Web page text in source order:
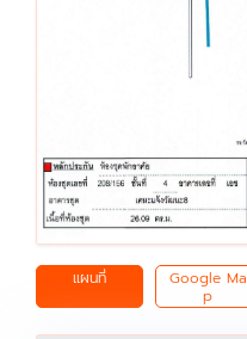
แผนที่
Google Ma
p